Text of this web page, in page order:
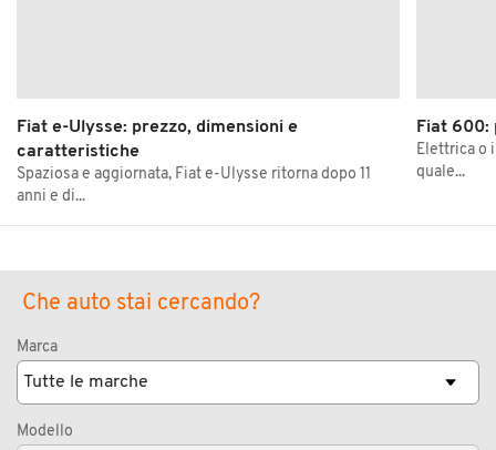
Fiat e-Ulysse: prezzo, dimensioni e
caratteristiche
Spaziosa e aggiornata, Fiat e-Ulysse ritorna dopo 11
anni e di...
Fiat
Elettrica o
quale...
Che auto stai cercando?
Marca
Modello